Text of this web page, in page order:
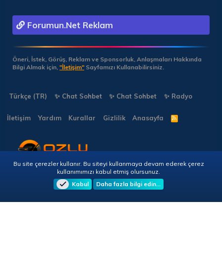
Forumun.Net Reklam
Öneri, İstek, Görüş, Reklam ve Sponsorluk, Anlaşmaları Hakkında
Bilgi Almak için, "İletişim" Sayfamızı Kullanabilirsiniz.
Türkçe (TR) ✨ Chat Sohbet ✨ Chat Sohbet ✨ Radyo
İletişim Yardım Kurallar Gizlilik Anasayfa
R
S
Copyright © 2026 🎭 Forumun.NET - Tüm Hakları Saklıdır!
Bu site çerezler kullanır. Bu siteyi kullanmaya devam ederek çerez
kullanımımızı kabul etmiş olursunuz.
Kabul
Daha fazla bilgi edin…